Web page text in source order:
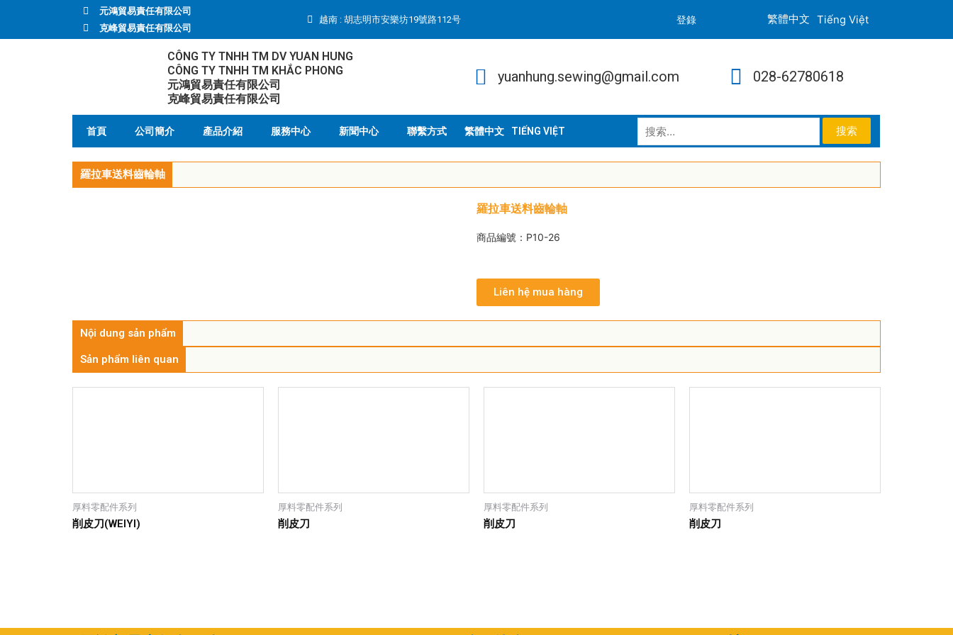
元鴻貿易責任有限公司
克峰貿易責任有限公司
越南 : 胡志明市安樂坊19號路112号 登錄 Tiếng Việt
CÔNG TY TNHH TM DV YUAN HUNG
CÔNG TY TNHH TM KHẮC PHONG
元鴻貿易責任有限公司
克峰貿易責任有限公司
yuanhung.sewing@gmail.com 028-62780618
首頁 公司簡介 產品介紹 服務中心 新聞中心 聯繫方式 TIẾNG VIỆT
羅拉車送料齒輪軸
羅拉車送料齒輪軸
商品編號：P10-26
Liên hệ mua hàng
Nội dung sản phẩm
Sản phẩm liên quan
厚料零配件系列
削皮刀(WEIYI)
厚料零配件系列
削皮刀
厚料零配件系列
削皮刀
厚料零配件系列
削皮刀